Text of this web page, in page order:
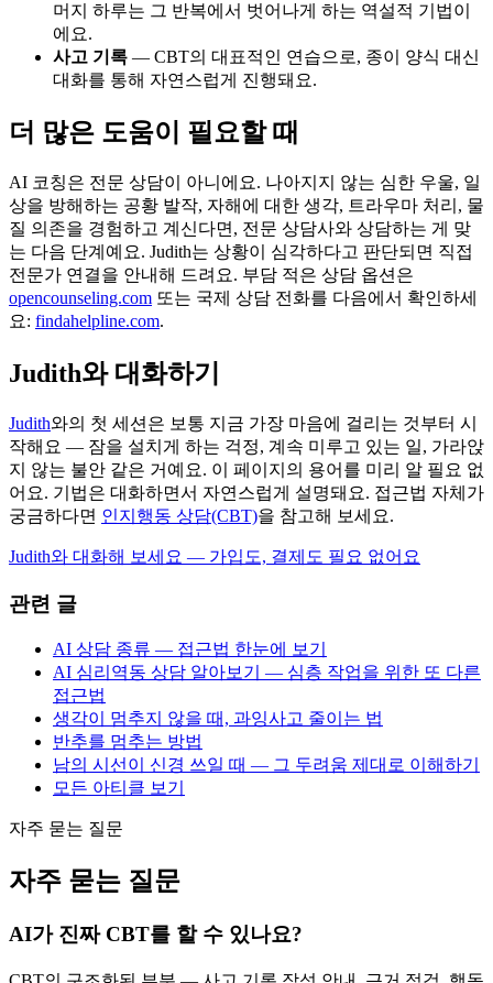
머지 하루는 그 반복에서 벗어나게 하는 역설적 기법이
에요.
사고 기록 — CBT의 대표적인 연습으로, 종이 양식 대신
대화를 통해 자연스럽게 진행돼요.
더 많은 도움이 필요할 때
AI 코칭은 전문 상담이 아니에요. 나아지지 않는 심한 우울, 일
상을 방해하는 공황 발작, 자해에 대한 생각, 트라우마 처리, 물
질 의존을 경험하고 계신다면, 전문 상담사와 상담하는 게 맞
는 다음 단계예요. Judith는 상황이 심각하다고 판단되면 직접
전문가 연결을 안내해 드려요. 부담 적은 상담 옵션은
opencounseling.com 또는 국제 상담 전화를 다음에서 확인하세
요: findahelpline.com.
Judith와 대화하기
Judith와의 첫 세션은 보통 지금 가장 마음에 걸리는 것부터 시
작해요 — 잠을 설치게 하는 걱정, 계속 미루고 있는 일, 가라앉
지 않는 불안 같은 거예요. 이 페이지의 용어를 미리 알 필요 없
어요. 기법은 대화하면서 자연스럽게 설명돼요. 접근법 자체가
궁금하다면 인지행동 상담(CBT)을 참고해 보세요.
Judith와 대화해 보세요 — 가입도, 결제도 필요 없어요
관련 글
AI 상담 종류 — 접근법 한눈에 보기
AI 심리역동 상담 알아보기 — 심층 작업을 위한 또 다른
접근법
생각이 멈추지 않을 때, 과잉사고 줄이는 법
반추를 멈추는 방법
남의 시선이 신경 쓰일 때 — 그 두려움 제대로 이해하기
모든 아티클 보기
자주 묻는 질문
자주 묻는 질문
AI가 진짜 CBT를 할 수 있나요?